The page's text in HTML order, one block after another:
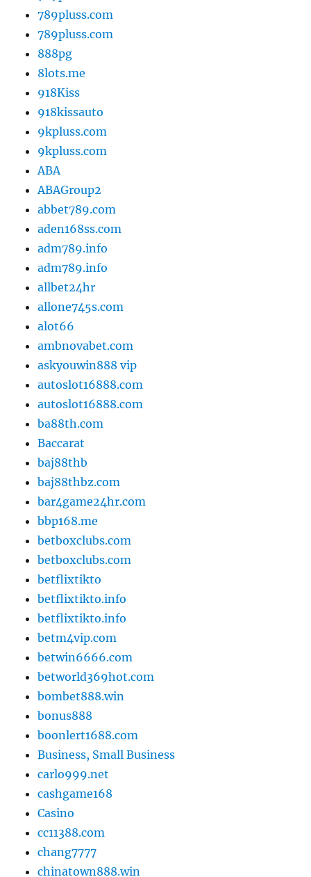
789pluss.com
789pluss.com
888pg
8lots.me
918Kiss
918kissauto
9kpluss.com
9kpluss.com
ABA
ABAGroup2
abbet789.com
aden168ss.com
adm789.info
adm789.info
allbet24hr
allone745s.com
alot66
ambnovabet.com
askyouwin888 vip
autoslot16888.com
autoslot16888.com
ba88th.com
Baccarat
baj88thb
baj88thbz.com
bar4game24hr.com
bbp168.me
betboxclubs.com
betboxclubs.com
betflixtikto
betflixtikto.info
betflixtikto.info
betm4vip.com
betwin6666.com
betworld369hot.com
bombet888.win
bonus888
boonlert1688.com
Business, Small Business
carlo999.net
cashgame168
Casino
cc11388.com
chang7777
chinatown888.win